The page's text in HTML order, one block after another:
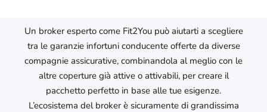
Un broker esperto come Fit2You può aiutarti a scegliere
tra le garanzie infortuni conducente offerte da diverse
compagnie assicurative, combinandola al meglio con le
altre coperture già attive o attivabili, per creare il
pacchetto perfetto in base alle tue esigenze.
L’ecosistema del broker è sicuramente di grandissima